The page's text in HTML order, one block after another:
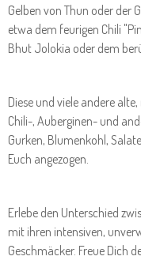
Gelben von Thun oder der
etwa dem feurigen Chili
Bhut Jolokia oder dem
Diese und viele andere
Chili-, Auberginen- und
Gurken, Blumenkohl,
Euch angezogen.
Erlebe den Unterschied
mit ihren intensiven,
Geschmäcker. Freue Dich